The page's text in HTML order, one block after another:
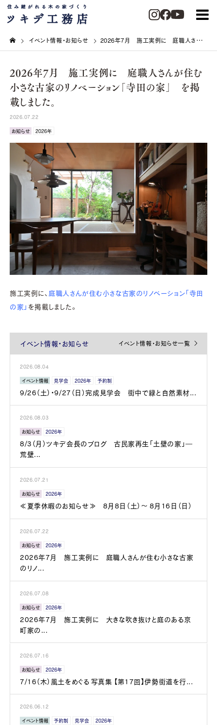
イベント情報・お知らせ 2026年7月 施工実例に 庭職人さんが住む小さな古家のリノベーション「寺田の家」 を掲載しました。
2026年7月 施工実例に 庭職人さんが住む
小さな古家のリノベーション「寺田の家」 を掲
載しました。
2026.07.22
お知らせ
2026年
施工実例に、 庭職人さんが住む小さな古家のリノベーション「寺田
の家」 を掲載しました。
イベント情報・お知らせ イベント情報・お知らせ一覧
2026.08.04
イベント情報
見学会 2026年 予約制
9/26（土）・9/27（日）完成見学会 街中で緑と自然素材...
2026.08.03
お知らせ
2026年
8/3（月）ツキデ会長のブログ 古民家再生「土壁の家」―
荒壁...
2026.07.21
お知らせ
2026年
≪夏季休暇のお知らせ≫ 8月8日（土）～ 8月16日（日）
2026.07.22
お知らせ
2026年
2026年7月 施工実例に 庭職人さんが住む小さな古家
のリノ...
2026.07.08
お知らせ
2026年
2026年7月 施工実例に 大きな吹き抜けと庭のある京
町家の...
2026.07.16
お知らせ
2026年
7/16（木）風土をめぐる 写真集 【第17回】伊勢街道を行...
2026.06.12
イベント情報
予約制 見学会 2026年